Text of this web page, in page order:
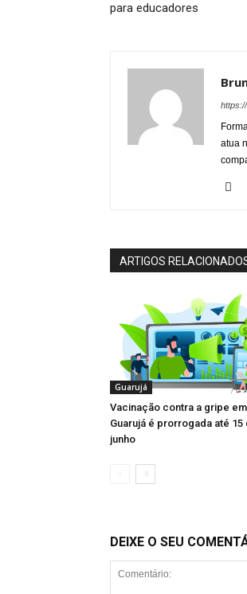
para educadores
atua
ARTIGOS
Guarujá
Vacinação contra a gripe em
Guarujá é prorrogada até 15
junho
DEIXE O SEU